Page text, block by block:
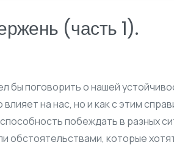
(часть 1).
бы поговорить о нашей
влияет на нас, но и как с этим
побеждать в разных
обстоятельствами, которые